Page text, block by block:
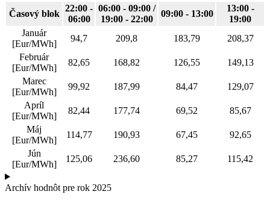
Časový blok
22:00 -
06:00
06:00 - 09:00 /
19:00 - 22:00
09:00 - 13:00
13:00 -
19:00
Január
[Eur/MWh]
94,7 209,8 183,79
208,37
Február
[Eur/MWh]
82,65 168,82 126,55
149,13
Marec
[Eur/MWh]
99,92 187,99 84,47
129,07
Apríl
[Eur/MWh]
82,44 177,74 69,52
85,67
Máj
[Eur/MWh]
114,77 190,93 67,45
92,65
Jún
[Eur/MWh]
125,06 236,60 85,27 115,42
Archív hodnôt pre rok 2025